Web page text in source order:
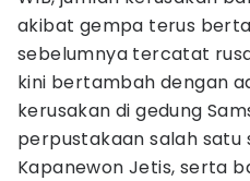
akibat gempa terus
sebelumnya tercatat
kini bertambah dengan
kerusakan di gedung
perpustakaan salah satu
Kapanewon Jetis, serta